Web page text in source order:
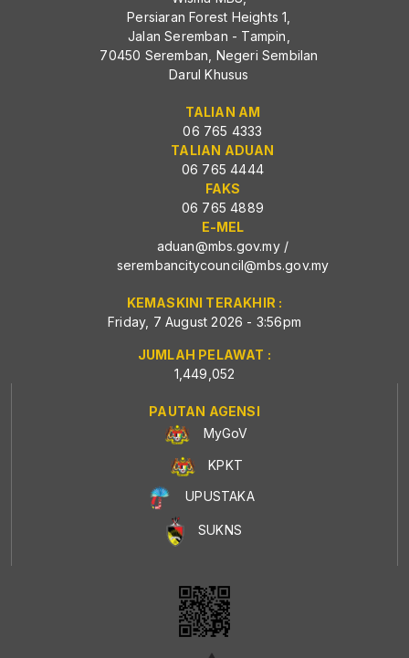
Persiaran Forest Heights 1,
Jalan Seremban - Tampin,
70450 Seremban, Negeri Sembilan
Darul Khusus
TALIAN AM
06 765 4333
TALIAN ADUAN
06 765 4444
FAKS
06 765 4889
E-MEL
aduan@mbs.gov.my/
serembancitycouncil@mbs.gov.my
KEMASKINI TERAKHIR :
Friday, 7 August 2026 - 3:56pm
JUMLAH PELAWAT :
1,449,052
PAUTAN AGENSI
MyGoV
KPKT
UPUSTAKA
SUKNS